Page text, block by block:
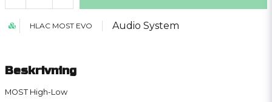
HLAC MOST EVO Audio System
Beskrivning
MOST High-Low